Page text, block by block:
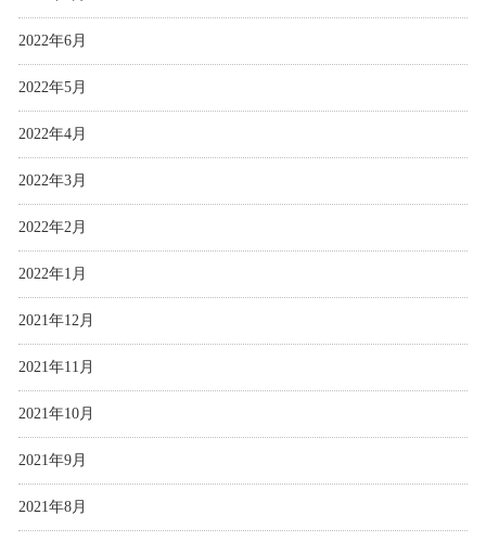
2022年6月
2022年5月
2022年4月
2022年3月
2022年2月
2022年1月
2021年12月
2021年11月
2021年10月
2021年9月
2021年8月